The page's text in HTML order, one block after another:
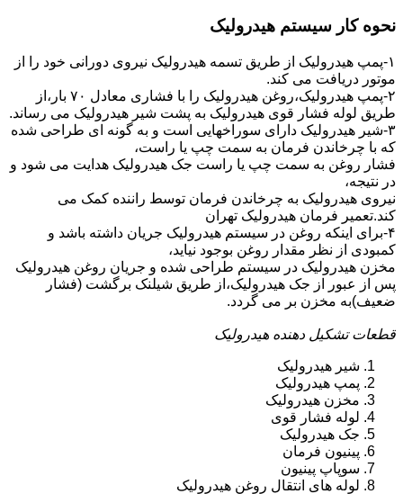
نحوه کار سیستم هیدرولیک
۱-پمپ هیدرولیک از طریق تسمه هیدرولیک نیروی دورانی خود را از
موتور دریافت می کند.
۲-پمپ هیدرولیک،روغن هیدرولیک را با فشاری معادل ۷۰ بار،از
طریق لوله فشار قوی هیدرولیک به پشت شیر هیدرولیک می رساند.
۳-شیر هیدرولیک دارای سوراخهایی است و به گونه ای طراحی شده
که با چرخاندن فرمان به سمت چپ یا راست،
فشار روغن به سمت چپ یا راست جک هیدرولیک هدایت می شود و
در نتیجه،
نیروی هیدرولیک به چرخاندن فرمان توسط راننده کمک می
کند.تعمیر فرمان هیدرولیک تهران
۴-برای اینکه روغن در سیستم هیدرولیک جریان داشته باشد و
کمبودی از نظر مقدار روغن بوجود نیاید،
مخزن هیدرولیک در سیستم طراحی شده و جریان روغن هیدرولیک
پس از عبور از جک هیدرولیک،از طریق شیلنک برگشت (فشار
ضعیف)به مخزن بر می گردد.
قطعات تشکیل دهنده هیدرولیک
شیر هیدرولیک
پمپ هیدرولیک
مخزن هیدرولیک
لوله فشار قوی
جک هیدرولیک
پینیون فرمان
سوپاپ پینیون
لوله های انتقال روغن هیدرولیک